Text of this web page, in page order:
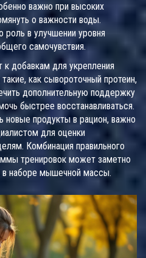
важно при высоких
о важности воды.
в улучшении уровня
самочувствия.
добавкам для укрепления
как сывороточный протеин,
дополнительную поддержку
быстрее восстанавливаться.
продукты в рацион, важно
для оценки
Комбинация правильного
тренировок может заметно
в наборе мышечной массы.